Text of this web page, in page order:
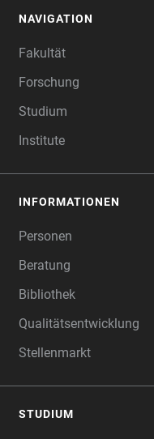
NAVIGATION
Fakultät
Forschung
Studium
Institute
INFORMATIONEN
Personen
Beratung
Bibliothek
Qualitätsentwicklung
Stellenmarkt
STUDIUM